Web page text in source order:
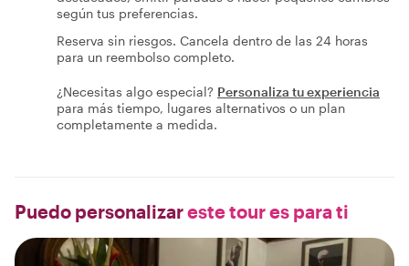
según tus preferencias.
Reserva sin riesgos. Cancela dentro de las 24 horas
para un reembolso completo.
¿Necesitas algo especial? Personaliza tu experiencia
para más tiempo, lugares alternativos o un plan
completamente a medida.
Puedo personalizareste tour es para ti